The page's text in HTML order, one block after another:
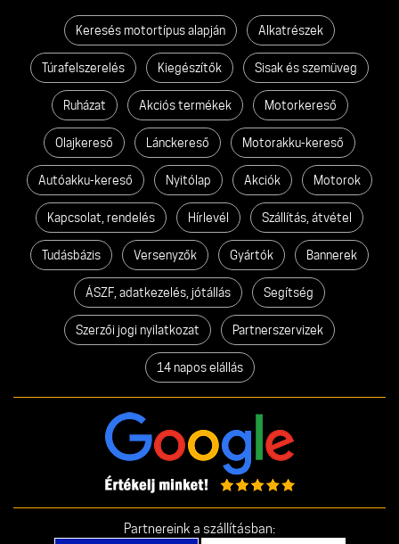
Keresés motortípus alapján Alkatrészek
Túrafelszerelés Kiegészítők Sisak és szemüveg
Ruházat Akciós termékek Motorkereső
Olajkereső Lánckereső Motorakku-kereső
Autóakku-kereső Nyitólap Akciók Motorok
Kapcsolat, rendelés Hírlevél Szállítás, átvétel
Tudásbázis Versenyzők Gyártók Bannerek
ÁSZF, adatkezelés, jótállás Segítség
Szerzői jogi nyilatkozat Partnerszervizek
14 napos elállás
Partnereink a szállításban: